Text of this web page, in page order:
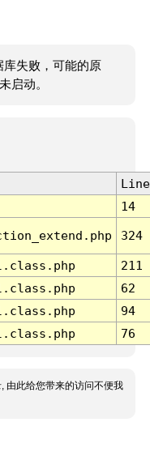
库失败，可能的原
启动。
Line
14
324
211
62
94
76
由此给您带来的访问不便我